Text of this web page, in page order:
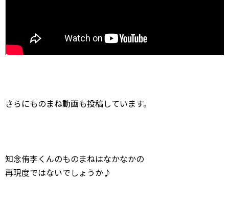
さらにものまね動画も投稿しています。
知念侑李くんのものまねはなかなかの
再現度ではないでしょうか♪